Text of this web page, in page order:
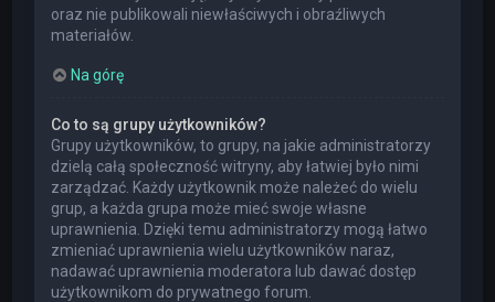
oraz nie publikowali niewłaściwych i obraźliwych
materiałów.
Na górę
Co to są grupy użytkowników?
Grupy użytkowników, to grupy, na jakie administratorzy
dzielą całą społeczność witryny, aby łatwiej było nimi
zarządzać. Każdy użytkownik może należeć do wielu
grup, a każda grupa może mieć swoje własne
uprawnienia. Dzięki temu administratorzy mogą łatwo
zmieniać uprawnienia wielu użytkowników naraz,
nadawać uprawnienia moderatora lub dawać dostęp
użytkownikom do prywatnego forum.